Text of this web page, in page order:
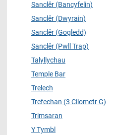
Sanclêr (Bancyfelin)
Sanclêr (Dwyrain)
Sanclêr (Gogledd)
Sanclêr (Pwll Trap)
Talyllychau
Temple Bar
Trelech
Trefechan (3 Cilometr G)
Trimsaran
Y Tymbl